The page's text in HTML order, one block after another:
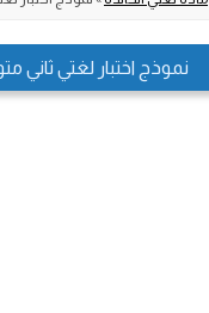
نموذج اختبار لغتي ثاني